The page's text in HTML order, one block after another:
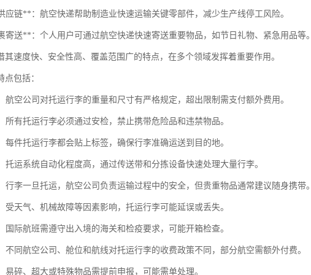
应链**：航空快递帮助制造业快速运输关键零部件，减少生产线停工风险。
寄送**：个人用户可通过航空快递快速寄送重要物品，如节日礼物、紧急用品等。
其速度快、安全性高、覆盖范围广的特点，在多个领域发挥着重要作用。
点包括：
航空公司对托运行李的重量和尺寸有严格规定，超出限制需支付额外费用。
所有托运行李必须通过安检，禁止携带危险品和违禁物品。
每件托运行李都会贴上标签，确保行李准确运送到目的地。
托运系统自动化程度高，通过传送带和分拣设备快速处理大量行李。
行李一旦托运，航空公司负责运输过程中的安全，但贵重物品通常建议随身携带。
受天气、机械故障等因素影响，托运行李可能延误或丢失。
国际航班需遵守出入境的海关和检疫要求，可能开箱检查。
不同航空公司、舱位和航线对托运行李的收费政策不同，部分航空需额外付费。
易碎、超大或特殊物品需提前申报，可能需单处理。